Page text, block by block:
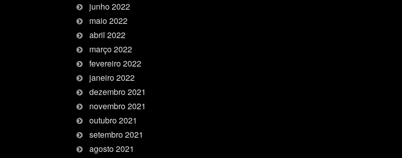
junho 2022
maio 2022
abril 2022
março 2022
fevereiro 2022
janeiro 2022
dezembro 2021
novembro 2021
outubro 2021
setembro 2021
agosto 2021